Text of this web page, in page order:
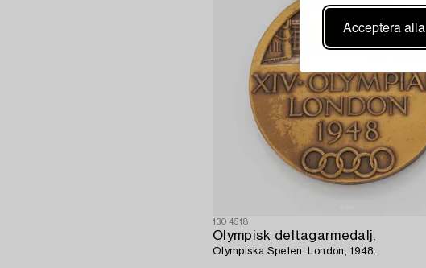
Acceptera alla
1304518
Olympisk deltagarmedalj,
Olympiska Spelen, London, 1948.